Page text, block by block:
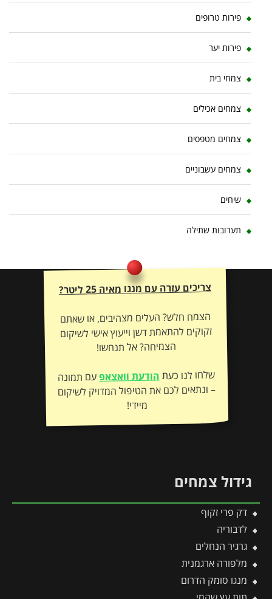
פירות טרופים
פירות יער
צמחי בית
צמחים אכילים
צמחים מטפסים
צמחים עשבוניים
שיחים
תערובות שתילה
צריכים עזרה עם מנגו מאיה 25 ליטר?
הצמח חלש? העלים מצהיבים, או שאתם
זקוקים להתאמת דשן וייעוץ אישי לשיקום
הצמיחה? אל תנחשו!
שלחו לנו כעתהודעת וואצאפעם תמונה
– ונתאים לכם את הטיפול המדויק לשיקום
מיידי!
גידול צמחים
דק פרי זקוף
לדבוריה
גרגיר הנחלים
מלפורה ארגמנית
מנגו סומק הדרום